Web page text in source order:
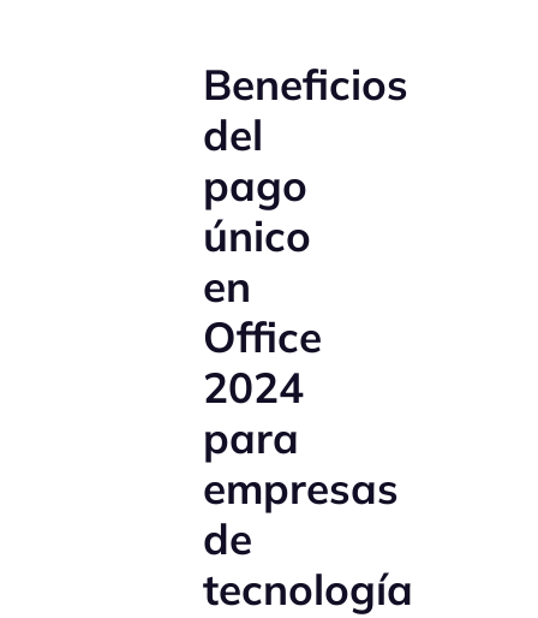
Beneficios
del
pago
único
en
Office
2024
para
empresas
de
tecnología